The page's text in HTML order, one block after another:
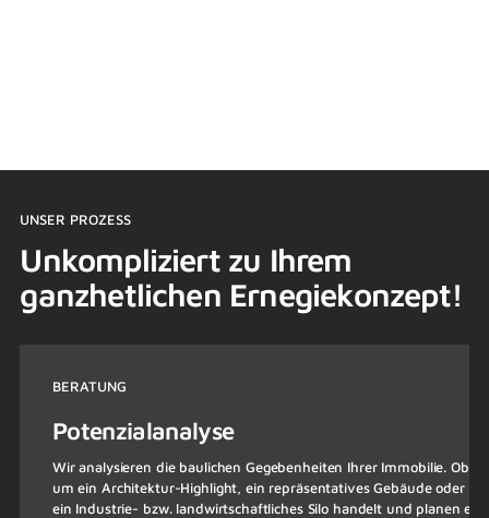
UNSER PROZESS
Unkompliziert zu Ihrem
ganzhetlichen Ernegiekonzept!
BERATUNG
Potenzialanalyse
Wir analysieren die baulichen Gegebenheiten Ihrer Immobilie. Ob
um ein Architektur-Highlight, ein repräsentatives Gebäude oder
ein Industrie- bzw. landwirtschaftliches Silo handelt und planen